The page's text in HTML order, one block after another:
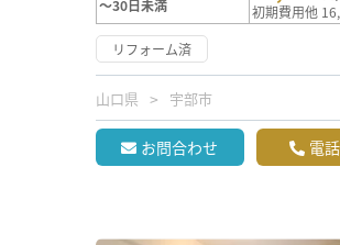
～30日未満
初期費用他
リフォーム済
山口県 宇部市
お問合わせ 電